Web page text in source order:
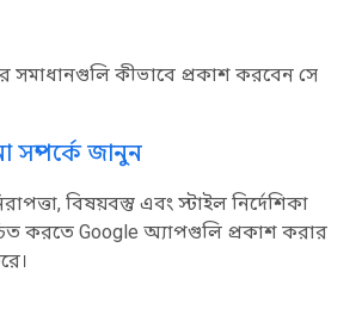
সমাধানগুলি কীভাবে প্রকাশ করবেন সে
সম্পর্কে জানুন
বিষয়বস্তু এবং স্টাইল নির্দেশিকা
করতে Google অ্যাপগুলি প্রকাশ করার